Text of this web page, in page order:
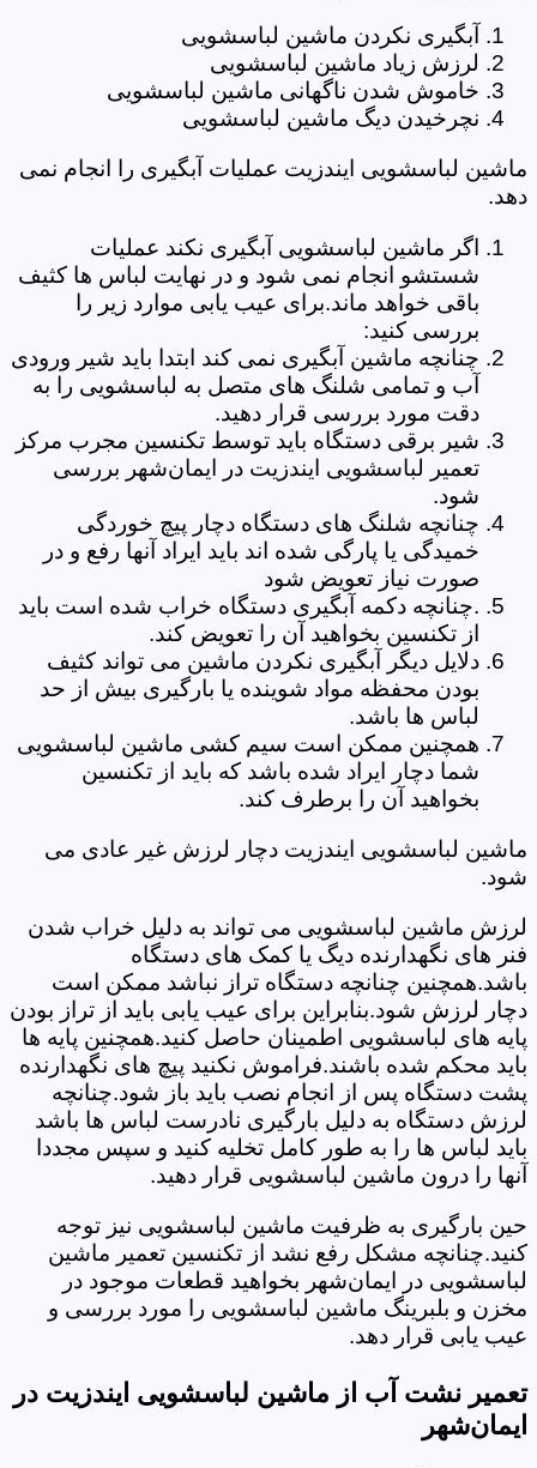
آبگیری نکردن ماشین لباسشویی
لرزش زیاد ماشین لباسشویی
خاموش شدن ناگهانی ماشین لباسشویی
نچرخیدن دیگ ماشین لباسشویی
ماشین لباسشویی ایندزیت عملیات آبگیری را انجام نمی
دهد.
اگر ماشین لباسشویی آبگیری نکند عملیات
شستشو انجام نمی شود و در نهایت لباس ها کثیف
باقی خواهد ماند.برای عیب یابی موارد زیر را
بررسی کنید:
چنانچه ماشین آبگیری نمی کند ابتدا باید شیر ورودی
آب و تمامی شلنگ های متصل به لباسشویی را به
دقت مورد بررسی قرار دهید.
شیر برقی دستگاه باید توسط تکنسین مجرب مرکز
تعمیر لباسشویی ایندزیت در ایمان‌شهر بررسی
شود.
چنانچه شلنگ های دستگاه دچار پیچ خوردگی
خمیدگی یا پارگی شده اند باید ایراد آنها رفع و در
صورت نیاز تعویض شود
.چنانچه دکمه آبگیری دستگاه خراب شده است باید
از تکنسین بخواهید آن را تعویض کند.
دلایل دیگر آبگیری نکردن ماشین می تواند کثیف
بودن محفظه مواد شوینده یا بارگیری بیش از حد
لباس ها باشد.
همچنین ممکن است سیم کشی ماشین لباسشویی
شما دچار ایراد شده باشد که باید از تکنسین
بخواهید آن را برطرف کند.
ماشین لباسشویی ایندزیت دچار لرزش غیر عادی می
شود.
لرزش ماشین لباسشویی می تواند به دلیل خراب شدن
فنر های نگهدارنده دیگ یا کمک های دستگاه
باشد.همچنین چنانچه دستگاه تراز نباشد ممکن است
دچار لرزش شود.بنابراین برای عیب یابی باید از تراز بودن
پایه های لباسشویی اطمینان حاصل کنید.همچنین پایه ها
باید محکم شده باشند.فراموش نکنید پیچ های نگهدارنده
پشت دستگاه پس از انجام نصب باید باز شود.چنانچه
لرزش دستگاه به دلیل بارگیری نادرست لباس ها باشد
باید لباس ها را به طور کامل تخلیه کنید و سپس مجددا
آنها را درون ماشین لباسشویی قرار دهید.
حین بارگیری به ظرفیت ماشین لباسشویی نیز توجه
کنید.چنانچه مشکل رفع نشد از تکنسین تعمیر ماشین
لباسشویی در ایمان‌شهر بخواهید قطعات موجود در
مخزن و بلبرینگ ماشین لباسشویی را مورد بررسی و
عیب یابی قرار دهد.
تعمیر نشت آب از ماشین لباسشویی ایندزیت در
ایمان‌شهر